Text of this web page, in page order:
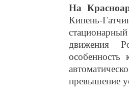
На
Кипень-
движения
особенность
превышение